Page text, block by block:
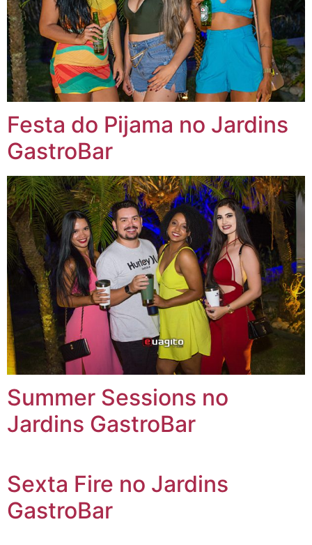
Festa do Pijama no Jardins
GastroBar
Summer Sessions no
Jardins GastroBar
Sexta Fire no Jardins
GastroBar